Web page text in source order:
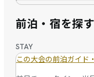
前泊・宿を探す
STAY
この大会の前泊ガイド